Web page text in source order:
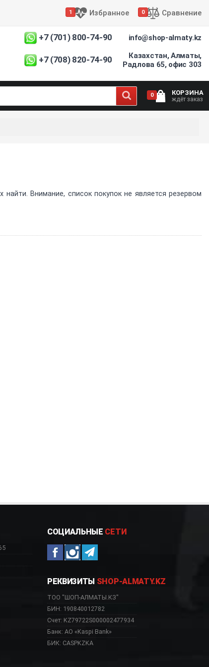
1 Избранное 0 Сравнение
+7 (701) 800-74-90
+7 (708) 820-74-90
info@shop-almaty.kz
Казахстан, Алматы,
Радлова 65, офис 303
0 КОРЗИНА
ждёт заказ
Внимание, список покупок не является резервом
СОЦИАЛЬНЫЕ СЕТИ
РЕКВИЗИТЫ SHOP-ALMATY.KZ
ТОО "ШОП-АЛМАТЫ.КЗ"
БИН: 190840012782
Счет: KZ79722S000002477934
Банк: АО «Kaspi Bank»
БИК: CASPKZKA